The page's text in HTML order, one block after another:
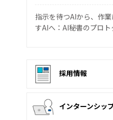
指示を待つAIから、作
すAIへ：AI秘書のプロ
採用情報
インターンシッ